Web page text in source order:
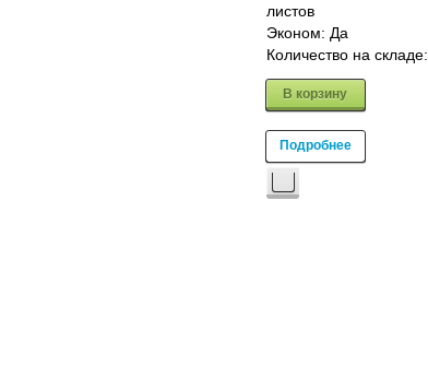
листов
Эконом: Да
Количество на складе:
В корзину
Подробнее